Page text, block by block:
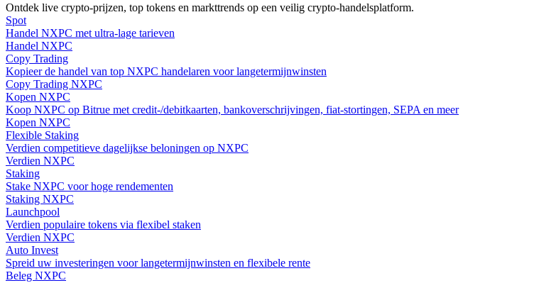
Word een Copy Trader
Geniet van winstdeling en copy trading commissies
Informatie
Ontdek live crypto-prijzen, top tokens en markttrends op een veilig crypto-handelsplatform.
Spot
Handel NXPC met ultra-lage tarieven
Handel NXPC
Copy Trading
Kopieer de handel van top NXPC handelaren voor langetermijnwinsten
Copy Trading NXPC
Kopen NXPC
Koop NXPC op Bitrue met credit-/debitkaarten, bankoverschrijvingen, fiat-stortingen, SEPA en meer
Kopen NXPC
Flexible Staking
Verdien competitieve dagelijkse beloningen op NXPC
Verdien NXPC
Staking
Stake NXPC voor hoge rendementen
Staking NXPC
Launchpool
Verdien populaire tokens via flexibel staken
Verdien NXPC
Auto Invest
Spreid uw investeringen voor langetermijnwinsten en flexibele rente
Beleg NXPC